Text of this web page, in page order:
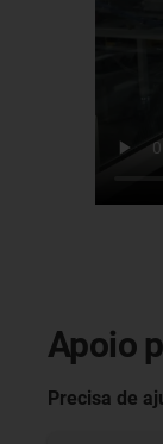
Apoio
Precisa de